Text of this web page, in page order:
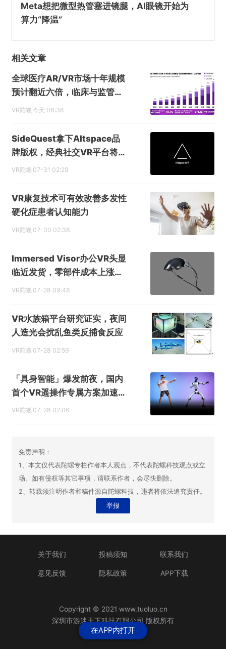
Meta想把微型热管塞进镜腿，AI眼镜开始为
算力“降温”
相关文章
全球医疗AR/VR市场十年规模
预计翻近六倍，临床与监管认
可度持续提升
VR陀螺 今天 06:38
SideQuest拿下Altspace品
牌版权，经典社交VR平台将于
今年秋季重启
VR陀螺 07-31 02:29
VR康复技术可有效改善多发性
硬化症患者认知能力
VR陀螺 07-30 02:38
Immersed Visor办公VR头显
临近发货，零部件成本上涨带
动售价上调
VR陀螺 07-28 09:48
VR水族箱平台研究证实，夜间
人造光会扰乱鱼类反捕食反应
VR陀螺 07-28 02:59
「具身智能」爆发前夜，国内
首个VR遥操作专属方案加速落
地
VR陀螺 07-28 02:06
免责声明：
1、本文仅代表陀螺专栏作者本人观点，不代表陀螺科技观点或立
场。如有侵权等其它事项，请联系作者，会尽快删除。
2、转载须注明作者和稿件源自陀螺科技，违者将依法追究责任。
举报
在APP内打开
关于我们 投稿须知 联系我们
意见反馈 隐私政策 APP下载
Copyright © 2021 www.tuoluo.cn
深圳市游迷天下科技有限公司 版权所有
粤ICP备13090461号